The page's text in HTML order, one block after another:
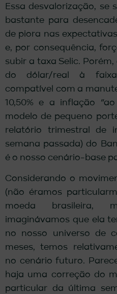
Essa desvalorização, se
bastante para
de piora nas
e, por consequência,
subir a taxa Selic.
do dólar/real à
compatível com a
10,50% e a inflação
modelo de pequeno
relatório trimestral de
semana passada) do
é o nosso cenário-base
Considerando o
(não éramos
moeda brasileira,
imaginávamos que ela
no nosso universo de
meses, temos
no cenário futuro.
haja uma correção do
particular da última